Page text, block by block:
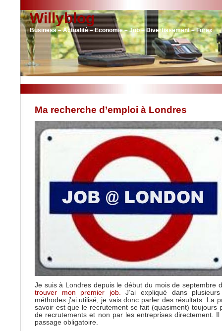
Willyblog
Business – Actualité – Economie – Job – Divertissement – Forex
Ma recherche d’emploi à Londres
Je suis à Londres depuis le début du mois de septembre
trouver mon premier job. J’ai expliqué dans
méthodes j’ai utilisé, je vais donc parler des résultats. La
savoir est que le recrutement se fait (quasiment) toujours
de recrutements et non par les entreprises directement. Il
passage obligatoire.